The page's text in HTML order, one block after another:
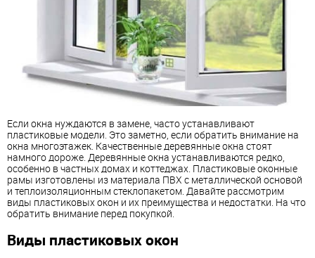
Если окна нуждаются в замене, часто устанавливают
пластиковые модели. Это заметно, если обратить внимание на
окна многоэтажек. Качественные деревянные окна стоят
намного дороже. Деревянные окна устанавливаются редко,
особенно в частных домах и коттеджах. Пластиковые оконные
рамы изготовлены из материала ПВХ с металлической основой
и теплоизоляционным стеклопакетом. Давайте рассмотрим
виды пластиковых окон и их преимущества и недостатки. На что
обратить внимание перед покупкой.
Виды пластиковых окон